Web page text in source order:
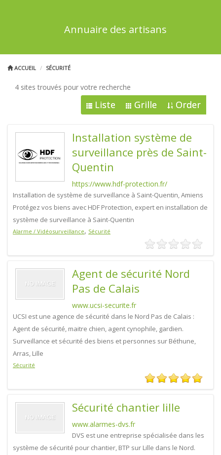
Annuaire des artisans
ACCUEIL SÉCURITÉ
4 sites trouvés pour votre recherche
Liste Grille Order
Installation système de
surveillance près de Saint-
Quentin
https://www.hdf-protection.fr/
Installation de système de surveillance à Saint-Quentin, Amiens
Protégez vos biens avec HDF Protection, expert en installation de
système de surveillance à Saint-Quentin
Alarme / Vidéosurveillance, Sécurité
Agent de sécurité Nord
Pas de Calais
www.ucsi-securite.fr
UCSI est une agence de sécurité dans le Nord Pas de Calais :
Agent de sécurité, maitre chien, agent cynophile, gardien.
Surveillance et sécurité des biens et personnes sur Béthune,
Arras, Lille
Sécurité
Sécurité chantier lille
www.alarmes-dvs.fr
DVS est une entreprise spécialisée dans les
système de sécurité pour chantier, BTP sur Lille dans le Nord.